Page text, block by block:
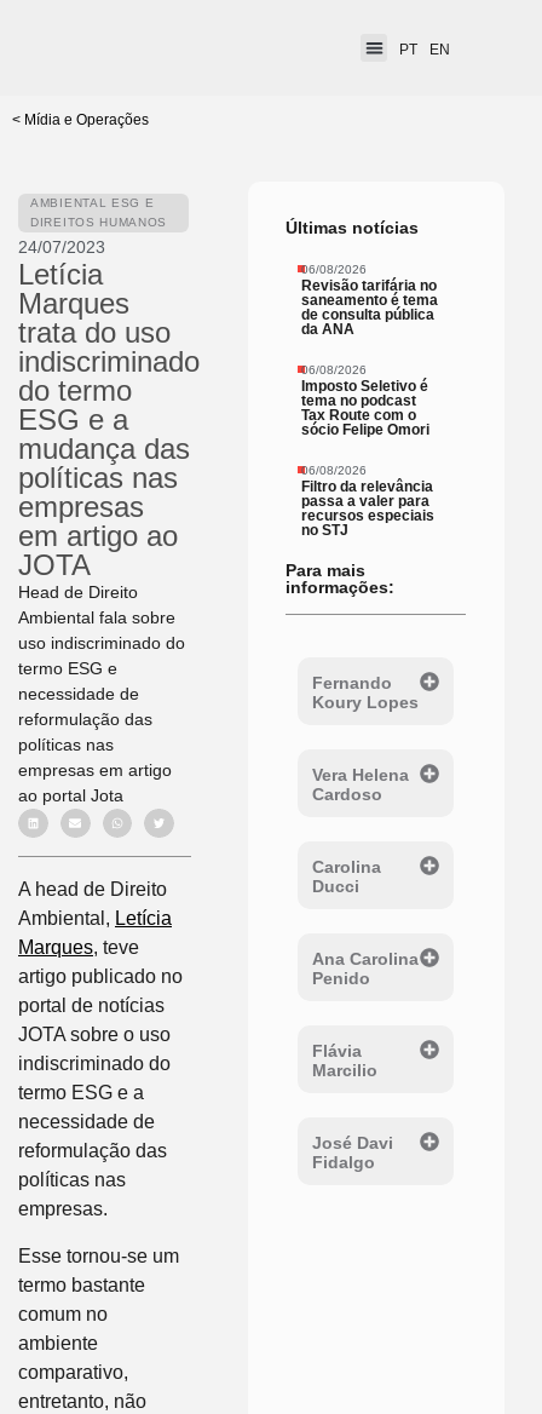
PT EN
< Mídia e Operações
AMBIENTAL ESG E
DIREITOS HUMANOS
24/07/2023
Letícia
Marques
trata do uso
indiscriminado
do termo
ESG e a
mudança das
políticas nas
empresas
em artigo ao
JOTA
Head de Direito
Ambiental fala sobre
uso indiscriminado do
termo ESG e
necessidade de
reformulação das
políticas nas
empresas em artigo
ao portal Jota
A head de Direito
Ambiental, Letícia
Marques, teve
artigo publicado no
portal de notícias
JOTA sobre o uso
indiscriminado do
termo ESG e a
necessidade de
reformulação das
políticas nas
empresas.
Esse tornou-se um
termo bastante
comum no
ambiente
comparativo,
entretanto, não
Últimas notícias
06/08/2026
Revisão tarifária no
saneamento é tema
de consulta pública
da ANA
06/08/2026
Imposto Seletivo é
tema no podcast
Tax Route com o
sócio Felipe Omori
06/08/2026
Filtro da relevância
passa a valer para
recursos especiais
no STJ
Para mais
informações:
Fernando
Koury Lopes
Vera Helena
Cardoso
Carolina
Ducci
Ana Carolina
Penido
Flávia
Marcilio
José Davi
Fidalgo